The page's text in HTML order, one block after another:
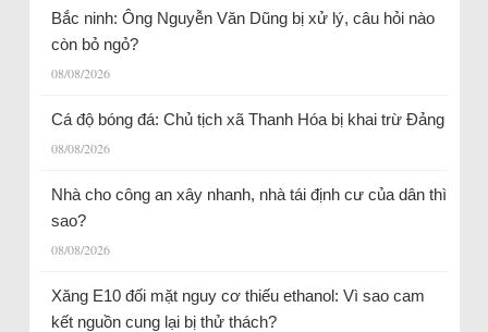
Bắc ninh: Ông Nguyễn Văn Dũng bị xử lý, câu hỏi nào
còn bỏ ngỏ?
08/08/2026
Cá độ bóng đá: Chủ tịch xã Thanh Hóa bị khai trừ Đảng
08/08/2026
Nhà cho công an xây nhanh, nhà tái định cư của dân thì
sao?
08/08/2026
Xăng E10 đối mặt nguy cơ thiếu ethanol: Vì sao cam
kết nguồn cung lại bị thử thách?